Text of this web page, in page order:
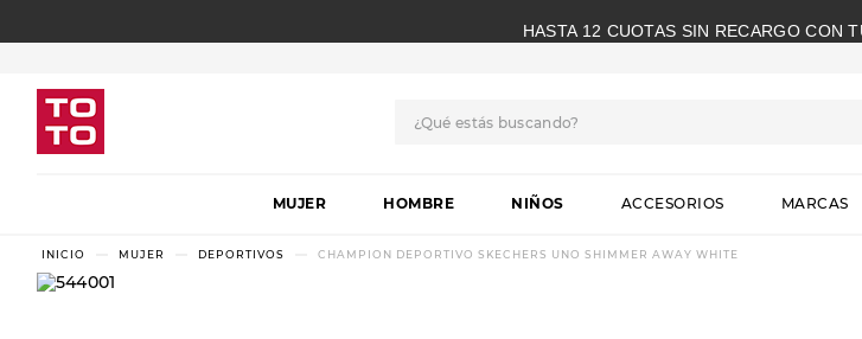
HASTA 12 CUOTAS SIN RECARGO CON
MUJER HOMBRE NIÑOS ACCESORIOS MARCAS
MUJER DEPORTIVOS CHAMPION DEPORTIVO SKECHERS UNO SHIMMER AWAY WHITE
1.
botas
.
skechers